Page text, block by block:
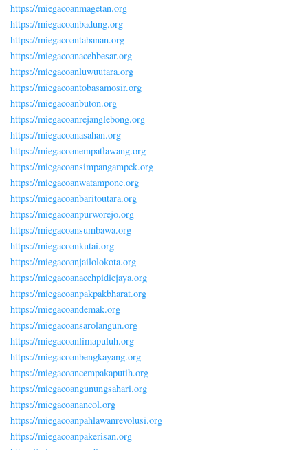
https://miegacoanmagetan.org
https://miegacoanbadung.org
https://miegacoantabanan.org
https://miegacoanacehbesar.org
https://miegacoanluwuutara.org
https://miegacoantobasamosir.org
https://miegacoanbuton.org
https://miegacoanrejanglebong.org
https://miegacoanasahan.org
https://miegacoanempatlawang.org
https://miegacoansimpangampek.org
https://miegacoanwatampone.org
https://miegacoanbaritoutara.org
https://miegacoanpurworejo.org
https://miegacoansumbawa.org
https://miegacoankutai.org
https://miegacoanjailolokota.org
https://miegacoanacehpidiejaya.org
https://miegacoanpakpakbharat.org
https://miegacoandemak.org
https://miegacoansarolangun.org
https://miegacoanlimapuluh.org
https://miegacoanbengkayang.org
https://miegacoancempakaputih.org
https://miegacoangunungsahari.org
https://miegacoanancol.org
https://miegacoanpahlawanrevolusi.org
https://miegacoanpakerisan.org